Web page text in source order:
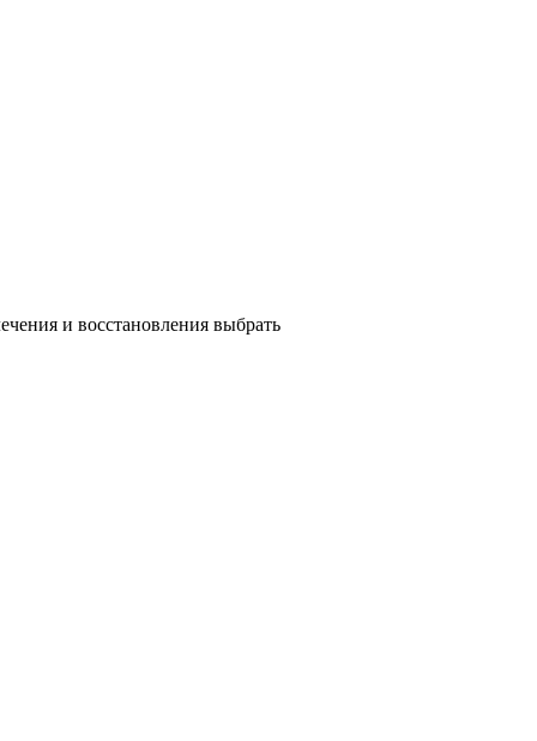
и восстановления выбрать